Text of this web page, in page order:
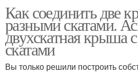
Как соединить две
разными скатами.
двухскатная крыша
скатами
Вы только решили построить